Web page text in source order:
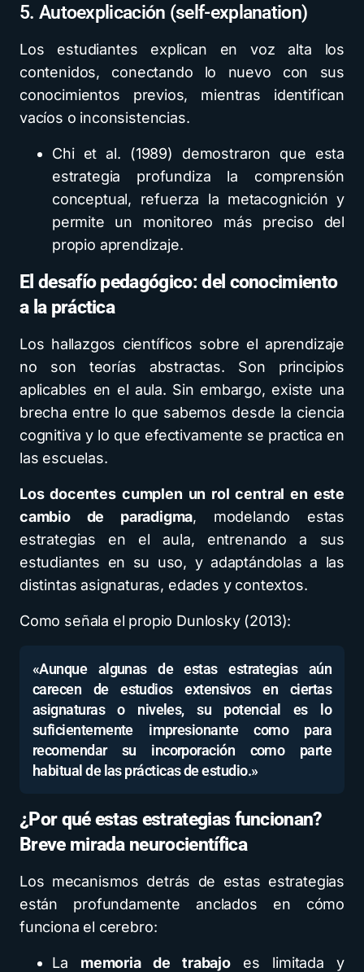
5. Autoexplicación (self-explanation)
Los estudiantes explican en voz alta los
contenidos, conectando lo nuevo con sus
conocimientos previos, mientras identifican
vacíos o inconsistencias.
Chi et al. (1989) demostraron que esta
estrategia profundiza la comprensión
conceptual, refuerza la metacognición y
permite un monitoreo más preciso del
propio aprendizaje.
El desafío pedagógico: del conocimiento
a la práctica
Los hallazgos científicos sobre el aprendizaje
no son teorías abstractas. Son principios
aplicables en el aula. Sin embargo, existe una
brecha entre lo que sabemos desde la ciencia
cognitiva y lo que efectivamente se practica en
las escuelas.
Los docentes cumplen un rol central en este
cambio de paradigma, modelando estas
estrategias en el aula, entrenando a sus
estudiantes en su uso, y adaptándolas a las
distintas asignaturas, edades y contextos.
Como señala el propio Dunlosky (2013):
«Aunque algunas de estas estrategias aún
carecen de estudios extensivos en ciertas
asignaturas o niveles, su potencial es lo
suficientemente impresionante como para
recomendar su incorporación como parte
habitual de las prácticas de estudio.»
¿Por qué estas estrategias funcionan?
Breve mirada neurocientífica
Los mecanismos detrás de estas estrategias
están profundamente anclados en cómo
funciona el cerebro:
La memoria de trabajoes limitada y